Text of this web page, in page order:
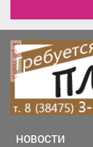
реклама
НОВОСТИ